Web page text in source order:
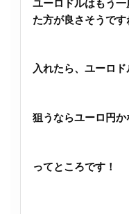
ユーロドルはもう
た方が良さそうです
入れたら、ユーロ
狙うならユーロ円か
ってところです！